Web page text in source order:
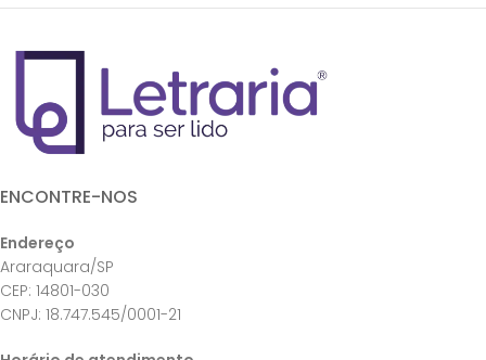
ENCONTRE-NOS
Endereço
Araraquara/SP
CEP: 14801-030
CNPJ: 18.747.545/0001-21